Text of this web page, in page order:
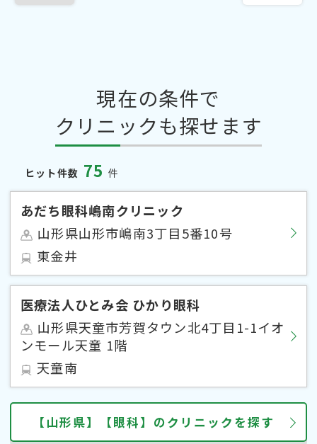
現在の条件で
クリニックも探せます
ヒット件数 75 件
あだち眼科嶋南クリニック
山形県山形市嶋南3丁目5番10号
東金井
医療法人ひとみ会 ひかり眼科
山形県天童市芳賀タウン北4丁目1-1イオ
ンモール天童 1階
天童南
【山形県】【眼科】のクリニックを探す